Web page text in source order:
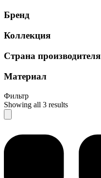
Бренд
Коллекция
Страна производителя
Материал
Фильтр
Showing all 3 results